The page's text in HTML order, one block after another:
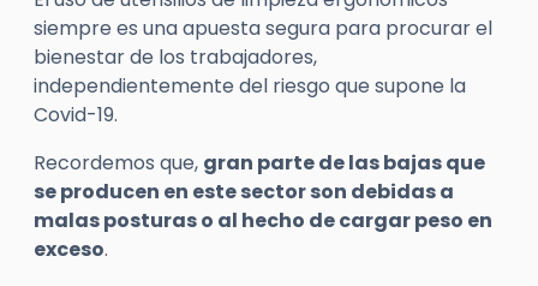
siempre es una apuesta segura para procurar el
bienestar de los trabajadores,
independientemente del riesgo que supone la
Covid-19.
Recordemos que, gran parte de las bajas que
se producen en este sector son debidas a
malas posturas o al hecho de cargar peso en
exceso.